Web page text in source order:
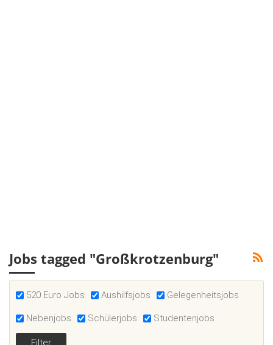
Jobs tagged "Großkrotzenburg"
520 Euro Jobs Aushilfsjobs Gelegenheitsjobs
Nebenjobs Schülerjobs Studentenjobs